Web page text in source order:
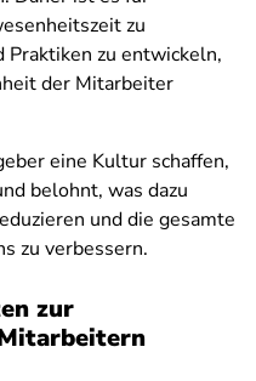
zu
zu entwickeln,
der Mitarbeiter
eine Kultur schaffen,
belohnt, was dazu
und die gesamte
zu verbessern.
zur